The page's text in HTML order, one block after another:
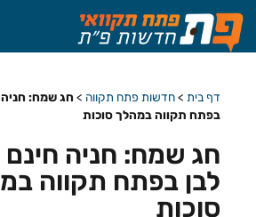
דף בית >חדשות פתח תקווה > חג שמח: חניה
בפתח תקווה במהלך סוכות
חג שמח: חניה חינם
לבן בפתח תקווה
סוכות